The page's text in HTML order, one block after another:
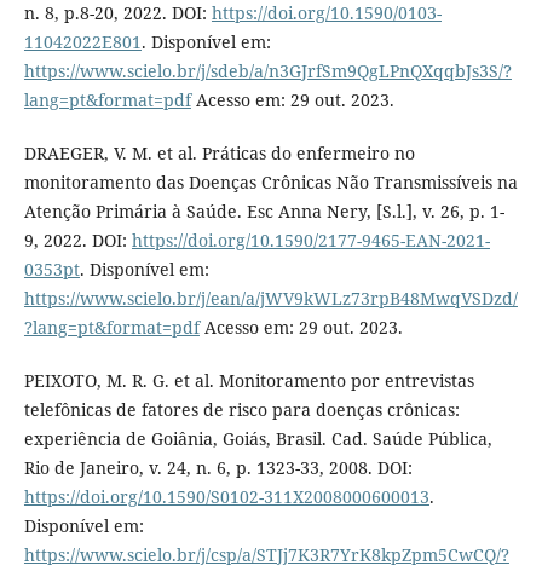
n. 8, p.8-20, 2022. DOI: https://doi.org/10.1590/0103-
11042022E801. Disponível em:
https://www.scielo.br/j/sdeb/a/n3GJrfSm9QgLPnQXqqbJs3S/?
lang=pt&format=pdfAcesso em: 29 out. 2023.
DRAEGER, V. M. et al. Práticas do enfermeiro no
monitoramento das Doenças Crônicas Não Transmissíveis na
Atenção Primária à Saúde. Esc Anna Nery, [S.l.], v. 26, p. 1-
9, 2022. DOI: https://doi.org/10.1590/2177-9465-EAN-2021-
0353pt. Disponível em:
https://www.scielo.br/j/ean/a/jWV9kWLz73rpB48MwqVSDzd/
?lang=pt&format=pdfAcesso em: 29 out. 2023.
PEIXOTO, M. R. G. et al. Monitoramento por entrevistas
telefônicas de fatores de risco para doenças crônicas:
experiência de Goiânia, Goiás, Brasil. Cad. Saúde Pública,
Rio de Janeiro, v. 24, n. 6, p. 1323-33, 2008. DOI:
https://doi.org/10.1590/S0102-311X2008000600013.
Disponível em:
https://www.scielo.br/j/csp/a/STJj7K3R7YrK8kpZpm5CwCQ/?